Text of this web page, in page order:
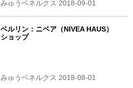
みゅうベネルクス 2018-09-01
ベルリン：ニベア（NIVEA HAUS）
ショップ
みゅうベネルクス 2018-08-01